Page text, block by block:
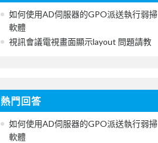
如何使用AD伺服器的GPO派送執行弱掃
軟體
視訊會議電視畫面顯示layout 問題請教
熱門回答
如何使用AD伺服器的GPO派送執行弱掃
軟體